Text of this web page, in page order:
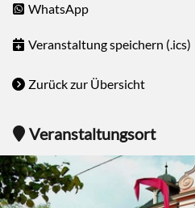
WhatsApp
Veranstaltung speichern (.ics)
Zurück zur Übersicht
Veranstaltungsort